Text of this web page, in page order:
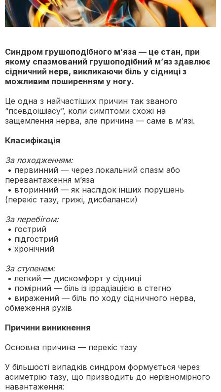
Синдром грушоподібного м’яза — це стан, при
якому спазмований грушоподібний м’яз здавлює
сідничний нерв, викликаючи біль у сідниці з
можливим поширенням у ногу.
Це одна з найчастіших причин так званого
“псевдоішіасу”, коли симптоми схожі на
защемлення нерва, але причина — саме в м’язі.
Класифікація
За походженням:
• первинний — через локальний спазм або
перевантаження м’яза
• вторинний — як наслідок інших порушень
(перекіс тазу, грижі, дисбаланси)
За перебігом:
• гострий
• підгострий
• хронічний
За ступенем:
• легкий — дискомфорт у сідниці
• помірний — біль із іррадіацією в стегно
• виражений — біль по ходу сідничного нерва,
обмеження рухів
Причини виникнення
Основна причина — перекіс тазу
У більшості випадків синдром формується через
асиметрію тазу, що призводить до нерівномірного
навантаження: